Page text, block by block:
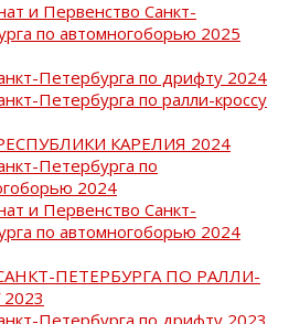
и Первенство Санкт-
по автомногоборью 2025
Петербурга по дрифту 2024
Петербурга по ралли-кроссу
КАРЕЛИЯ 2024
Петербурга по
2024
и Первенство Санкт-
по автомногоборью 2024
ПЕТЕРБУРГА ПО РАЛЛИ-
Петербурга по дрифту 2023